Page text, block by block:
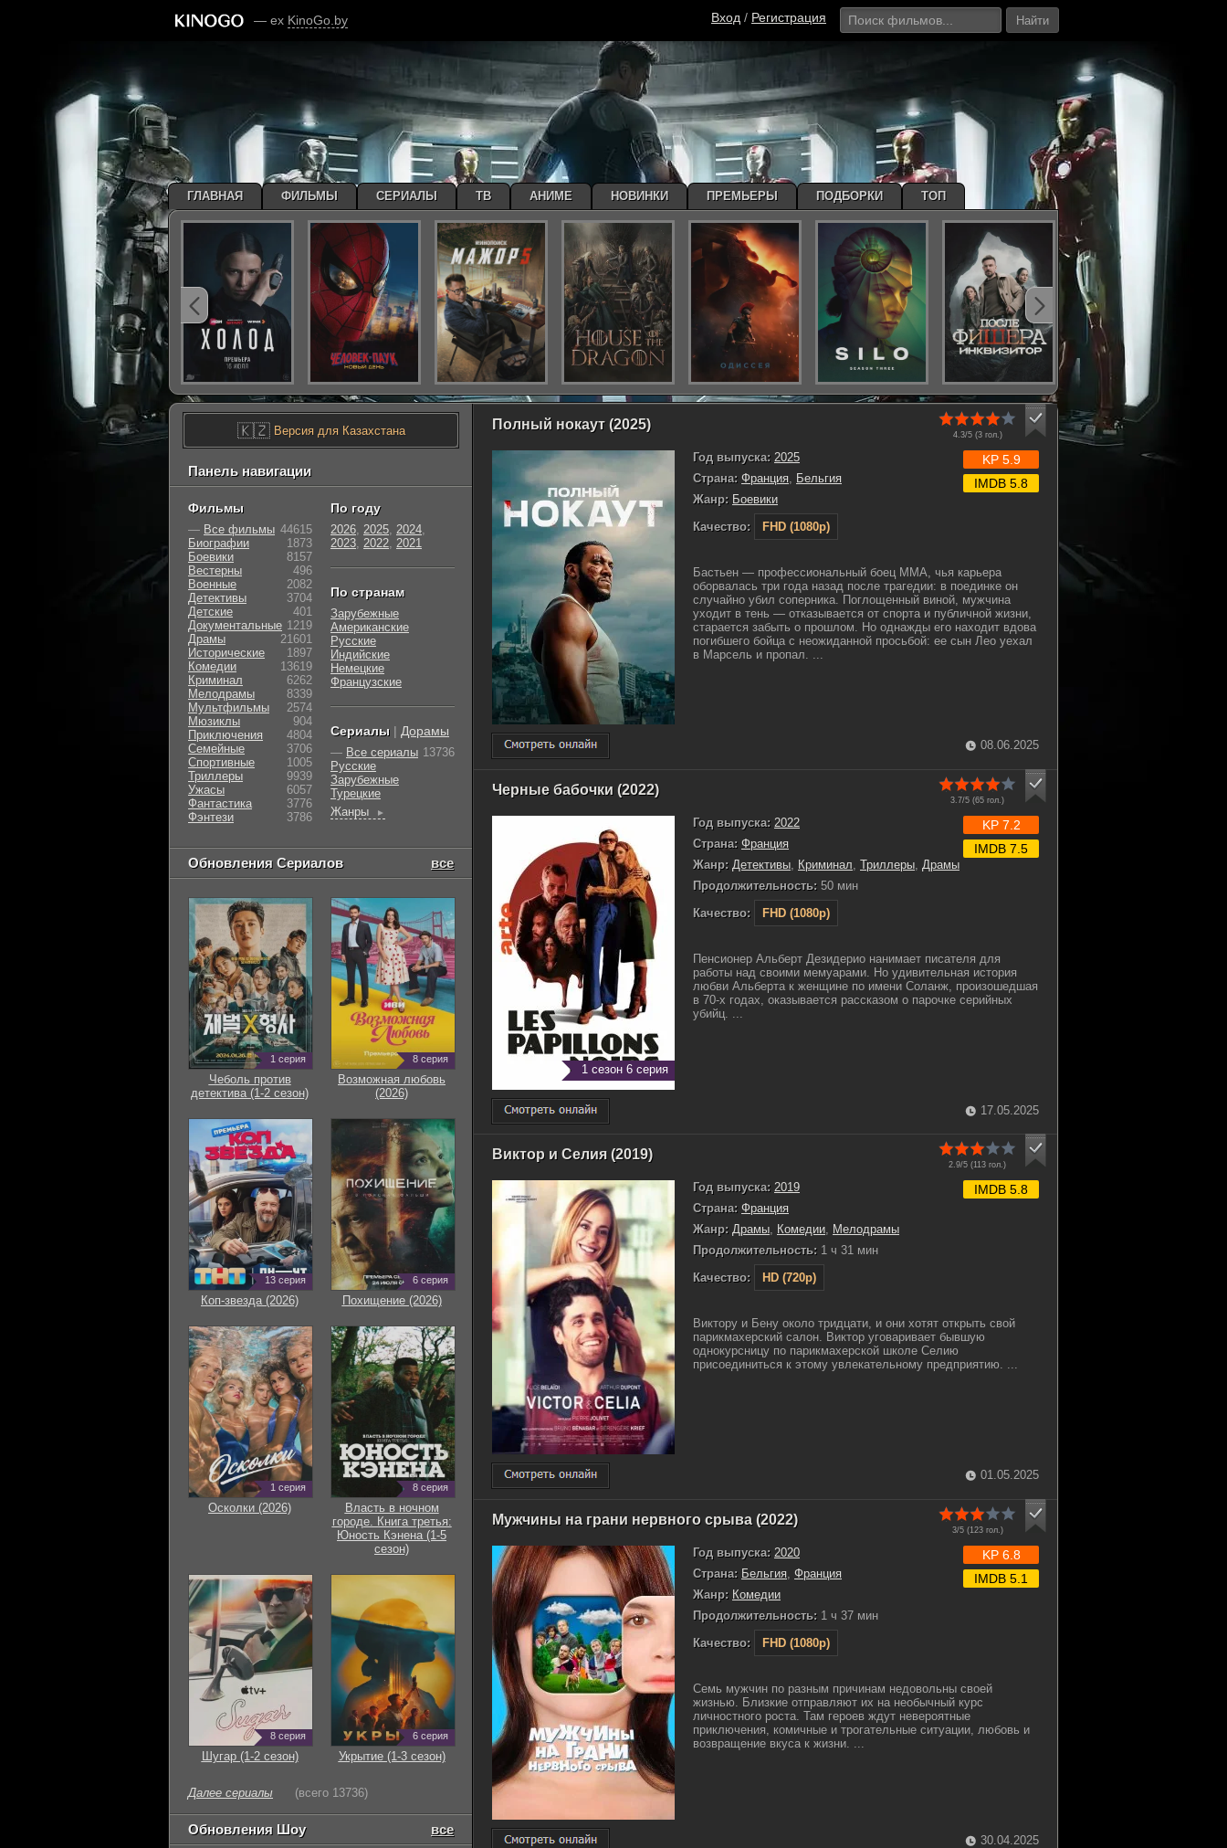
— ex KinoGo.by Вход / Регистрация Найти
Полный нокаут (2025)
4.3/5 (3гол.)
Год выпуска: 2025
Страна: Франция, Бельгия
Жанр: Боевики
Качество:
FHD (1080p)
KP 5.9
IMDB 5.8
Бастьен — профессиональный боец MMA, чья карьера
оборвалась три года назад после трагедии: в поединке он
случайно убил соперника. Поглощенный виной, мужчина
уходит в тень — отказывается от спорта и публичной жизни,
старается забыть о прошлом. Но однажды его находит вдова
погибшего бойца с неожиданной просьбой: ее сын Лео уехал
в Марсель и пропал. ...
08.06.2025
Черные бабочки (2022)
3.7/5 (65 гол.)
1 сезон 6 серия
Год выпуска: 2022
Страна: Франция
Жанр: Детективы Криминал Триллеры Драмы
Продолжительность: 50 мин
Качество:
FHD (1080p)
KP 7.2
IMDB 7.5
Пенсионер Альберт Дезидерио нанимает писателя для
работы над своими мемуарами. Но удивительная история
любви Альберта к женщине по имени Соланж, произошедшая
в 70-х годах, оказывается рассказом о парочке серийных
убийц. ...
17.05.2025
Виктор и Селия (2019)
2.9/5 (113 гол.)
Год выпуска: 2019
Страна: Франция
Жанр: Драмы, Комедии, Мелодрамы
Продолжительность: 1 ч 31 мин
Качество:
HD (720p)
IMDB 5.8
Виктору и Бену около тридцати, и они хотят открыть свой
парикмахерский салон. Виктор уговаривает бывшую
однокурсницу по парикмахерской школе Селию
присоединиться к этому увлекательному предприятию. ...
01.05.2025
Мужчины на грани нервного срыва (2022)
3/5 (123гол.)
Год выпуска: 2020
Страна: Бельгия Франция
Жанр: Комедии
Продолжительность: 1 ч 37 мин
Качество:
FHD (1080p)
KP 6.8
IMDB 5.1
Семь мужчин по разным причинам недовольны своей
жизнью. Близкие отправляют их на необычный курс
личностного роста. Там героев ждут невероятные
приключения, комичные и трогательные ситуации, любовь и
возвращение вкуса к жизни. ...
30.04.2025
🇰🇿Версия для Казахстана
Панель навигации
Фильмы
— Все фильмы 44615
Биографии
1873
Боевики
8157
Вестерны
496
Военные
2082
Детективы
3704
Детские
401
Документальные 1219
Драмы
21601
Исторические
1897
Комедии
13619
Криминал
6262
Мелодрамы
8339
Мультфильмы
2574
Мюзиклы
904
Приключения
4804
Семейные
3706
Cпортивные
1005
Триллеры
9939
Ужасы
6057
Фантастика
3776
Фэнтези
3786
По году
2026, 2025, 2024,
2023, 2022, 2021
По странам
Зарубежные
Американские
Русские
Индийские
Немецкие
Французские
Сериалы | Дорамы
— Все сериалы 13736
Русские
Зарубежные
Турецкие
Жанры
►
Обновления Сериалов все
1 серия
Чеболь против
детектива (1-2 сезон)
8 серия
Возможная любовь
(2026)
13 серия
Коп-звезда (2026)
6 серия
Похищение (2026)
1 серия
Осколки (2026)
8 серия
Власть в ночном
городе. Книга третья:
Юность Кэнена (1-5
сезон)
8 серия
Шугар (1-2 сезон)
6 серия
Укрытие (1-3 сезон)
Далее сериалы (всего 13736)
Обновления Шоу все
ГЛАВНАЯ ФИЛЬМЫ СЕРИАЛЫ ТВ АНИМЕ НОВИНКИ ПРЕМЬЕРЫ ПОДБОРКИ ТОП